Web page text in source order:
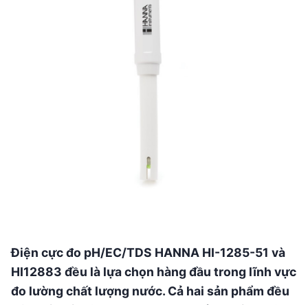
Điện cực đo pH/EC/TDS HANNA HI-1285-51 và
HI12883 đều là lựa chọn hàng đầu trong lĩnh vực
đo lường chất lượng nước. Cả hai sản phẩm đều